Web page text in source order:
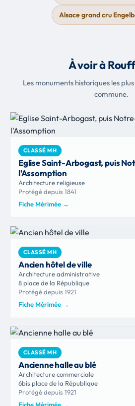
Alsace grand cru
À voir à
Les monuments historiques les
commune.
CLASSÉ MH
Eglise Saint-Arbogast, puis
l'Assomption
Architecture religieuse
Protégé depuis 1841
Fiche Mérimée →
CLASSÉ MH
Ancien hôtel de ville
Architecture administrative
8 place de la République
Protégé depuis 1921
Fiche Mérimée →
CLASSÉ MH
Ancienne halle au blé
Architecture commerciale
6bis place de la République
Protégé depuis 1921
Fiche Mérimée
→